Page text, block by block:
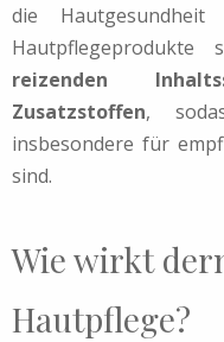
die
reizenden
Zusatzstoffen,
insbesondere für
sind.
Wie wirkt
Hautpflege?